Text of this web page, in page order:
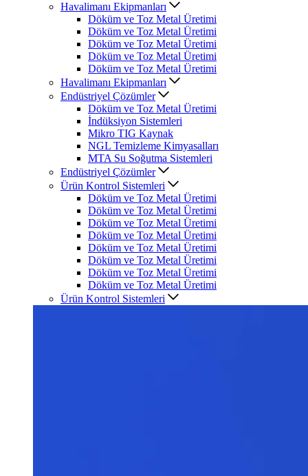
Havalimanı Ekipmanları
Döküm ve Toz Metal Üretimi
Döküm ve Toz Metal Üretimi
Döküm ve Toz Metal Üretimi
Döküm ve Toz Metal Üretimi
Döküm ve Toz Metal Üretimi
Havalimanı Ekipmanları
Endüstriyel Çözümler
Döküm ve Toz Metal Üretimi
İndüksiyon Sistemleri
Mikro TIG Kaynak
NGL Temizleme Kimyasalları
MTA Su Soğutma Sistemleri
Endüstriyel Çözümler
Ürün Kontrol Sistemleri
Döküm ve Toz Metal Üretimi
Döküm ve Toz Metal Üretimi
Döküm ve Toz Metal Üretimi
Döküm ve Toz Metal Üretimi
Döküm ve Toz Metal Üretimi
Döküm ve Toz Metal Üretimi
Döküm ve Toz Metal Üretimi
Döküm ve Toz Metal Üretimi
Ürün Kontrol Sistemleri